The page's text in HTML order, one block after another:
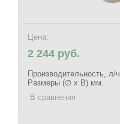
Цена:
2 244 руб.
Производительность, л/ч
Размеры (∅ х В) мм.
В сравнения